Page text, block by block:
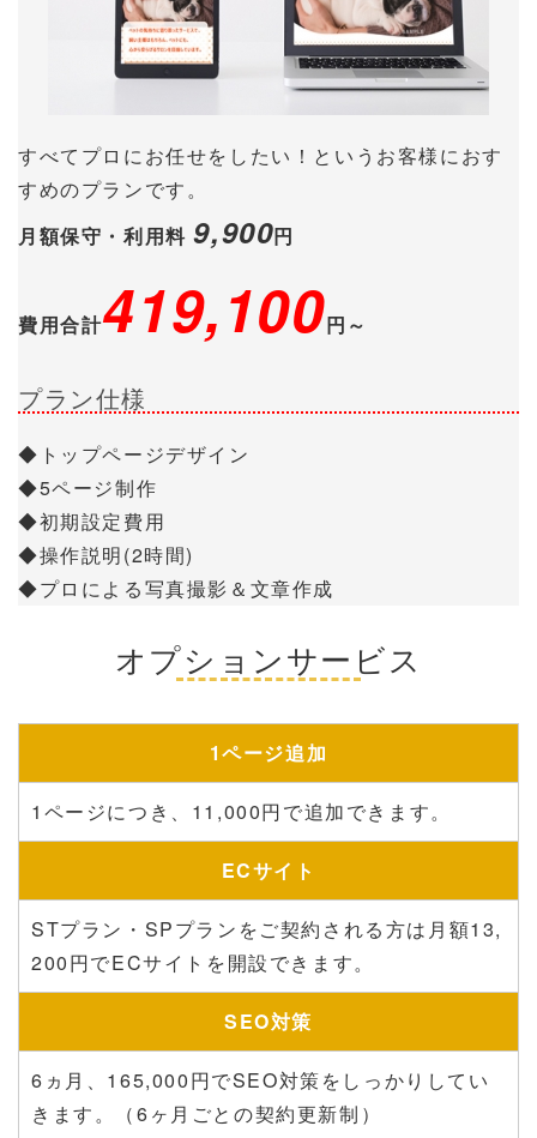
すべてプロにお任せをしたい！というお客様におす
すめのプランです。
月額保守・利用料9,900円
費用合計419,100円～
プラン仕様
◆トップページデザイン
◆5ページ制作
◆初期設定費用
◆操作説明(2時間)
◆プロによる写真撮影＆文章作成
オプションサービス
1ページ追加
1ページにつき、11,000円で追加できます。
ECサイト
STプラン・SPプランをご契約される方は月額13,
200円でECサイトを開設できます。
SEO対策
6ヵ月、165,000円でSEO対策をしっかりしてい
きます。（6ヶ月ごとの契約更新制）